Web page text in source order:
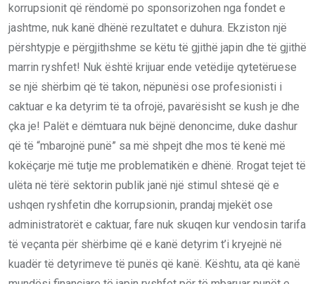
korrupsionit që rëndomë po sponsorizohen nga fondet e
jashtme, nuk kanë dhënë rezultatet e duhura. Ekziston një
përshtypje e përgjithshme se këtu të gjithë japin dhe të gjithë
marrin ryshfet! Nuk është krijuar ende vetëdije qytetëruese
se një shërbim që të takon, nëpunësi ose profesionisti i
caktuar e ka detyrim të ta ofrojë, pavarësisht se kush je dhe
çka je! Palët e dëmtuara nuk bëjnë denoncime, duke dashur
që të “mbarojnë punë” sa më shpejt dhe mos të kenë më
kokëçarje më tutje me problematikën e dhënë. Rrogat tejet të
ulëta në tërë sektorin publik janë një stimul shtesë që e
ushqen ryshfetin dhe korrupsionin, prandaj mjekët ose
administratorët e caktuar, fare nuk skuqen kur vendosin tarifa
të veçanta për shërbime që e kanë detyrim t’i kryejnë në
kuadër të detyrimeve të punës që kanë. Kështu, ata që kanë